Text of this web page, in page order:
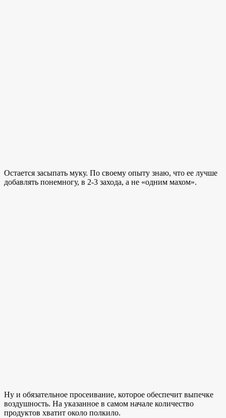
Остается засыпать муку. По своему опыту знаю, что ее лучше
добавлять понемногу, в 2-3 захода, а не «одним махом».
Ну и обязательное просеивание, которое обеспечит выпечке
воздушность. На указанное в самом начале количество
продуктов хватит около полкило.